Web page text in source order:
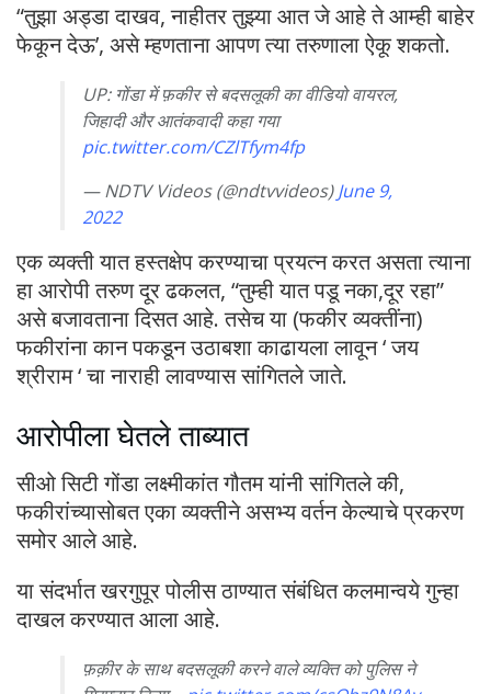
“तुझा अड्डा दाखव, नाहीतर तुझ्या आत जे आहे ते आम्ही बाहेर
फेकून देऊ’, असे म्हणताना आपण त्या तरुणाला ऐकू शकतो.
UP: गोंडा में फ़कीर से बदसलूकी का वीडियो वायरल,
जिहादी और आतंकवादी कहा गया
pic.twitter.com/CZlTfym4fp
— NDTV Videos (@ndtvvideos)June 9,
2022
एक व्यक्ती यात हस्तक्षेप करण्याचा प्रयत्न करत असता त्याना
हा आरोपी तरुण दूर ढकलत, “तुम्ही यात पडू नका,दूर रहा”
असे बजावताना दिसत आहे. तसेच या (फकीर व्यक्तींना)
फकीरांना कान पकडून उठाबशा काढायला लावून ‘ जय
श्रीराम ‘ चा नाराही लावण्यास सांगितले जाते.
आरोपीला घेतले ताब्यात
सीओ सिटी गोंडा लक्ष्मीकांत गौतम यांनी सांगितले की,
फकीरांच्यासोबत एका व्यक्तीने असभ्य वर्तन केल्याचे प्रकरण
समोर आले आहे.
या संदर्भात खरगुपूर पोलीस ठाण्यात संबंधित कलमान्वये गुन्हा
दाखल करण्यात आला आहे.
फ़क़ीर के साथ बदसलूकी करने वाले व्यक्ति को पुलिस ने